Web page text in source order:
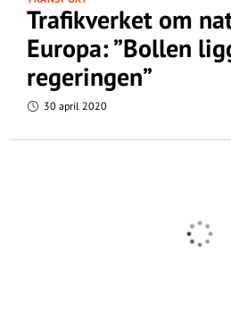
Trafikverket om
Europa: ”Bollen
regeringen”
30 april 2020